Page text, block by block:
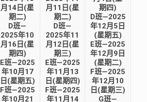
月14日(星
期二)
D班—
2025年10
月16日(星
期四)
E班—2025
年10月17
日(星期五)
F班—2025
年10月21
月11日(星
期二)
D班—
2025年11
月12日(星
期三)
E班—2025
年11月13
日(星期四)
F班—2025
年11月14
期四)
D班—2025
年12月5日
(星期五)
E班—2025
年12月9日
(星期二)
F班—2025
年12月10
日(星期三)
G班—